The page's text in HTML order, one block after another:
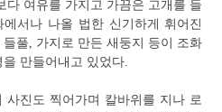
다 여유를 가지고 가끔은 고개를 들
서나 나올 법한 신기하게 휘어진
풀, 가지로 만든 새둥지 등이 조화
만들어내고 있었다.
사진도 찍어가며 칼바위를 지나 로